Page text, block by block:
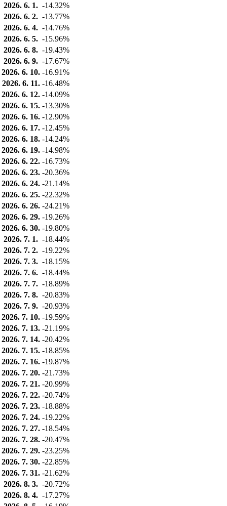
2026. 6. 1. -14.32%
2026. 6. 2. -13.77%
2026. 6. 4. -14.76%
2026. 6. 5. -15.96%
2026. 6. 8. -19.43%
2026. 6. 9. -17.67%
2026. 6. 10. -16.91%
2026. 6. 11. -16.48%
2026. 6. 12. -14.09%
2026. 6. 15. -13.30%
2026. 6. 16. -12.90%
2026. 6. 17. -12.45%
2026. 6. 18. -14.24%
2026. 6. 19. -14.98%
2026. 6. 22. -16.73%
2026. 6. 23. -20.36%
2026. 6. 24. -21.14%
2026. 6. 25. -22.32%
2026. 6. 26. -24.21%
2026. 6. 29. -19.26%
2026. 6. 30. -19.80%
2026. 7. 1. -18.44%
2026. 7. 2. -19.22%
2026. 7. 3. -18.15%
2026. 7. 6. -18.44%
2026. 7. 7. -18.89%
2026. 7. 8. -20.83%
2026. 7. 9. -20.93%
2026. 7. 10. -19.59%
2026. 7. 13. -21.19%
2026. 7. 14. -20.42%
2026. 7. 15. -18.85%
2026. 7. 16. -19.87%
2026. 7. 20. -21.73%
2026. 7. 21. -20.99%
2026. 7. 22. -20.74%
2026. 7. 23. -18.88%
2026. 7. 24. -19.22%
2026. 7. 27. -18.54%
2026. 7. 28. -20.47%
2026. 7. 29. -23.25%
2026. 7. 30. -22.85%
2026. 7. 31. -21.62%
2026. 8. 3. -20.72%
2026. 8. 4. -17.27%